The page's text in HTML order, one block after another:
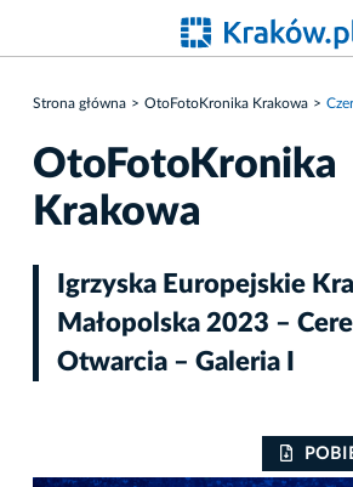
Strona główna OtoFotoKronika Krakowa
OtoFotoKronika
Krakowa
Igrzyska Europejskie
Małopolska 2023 –
Otwarcia – Galeria I